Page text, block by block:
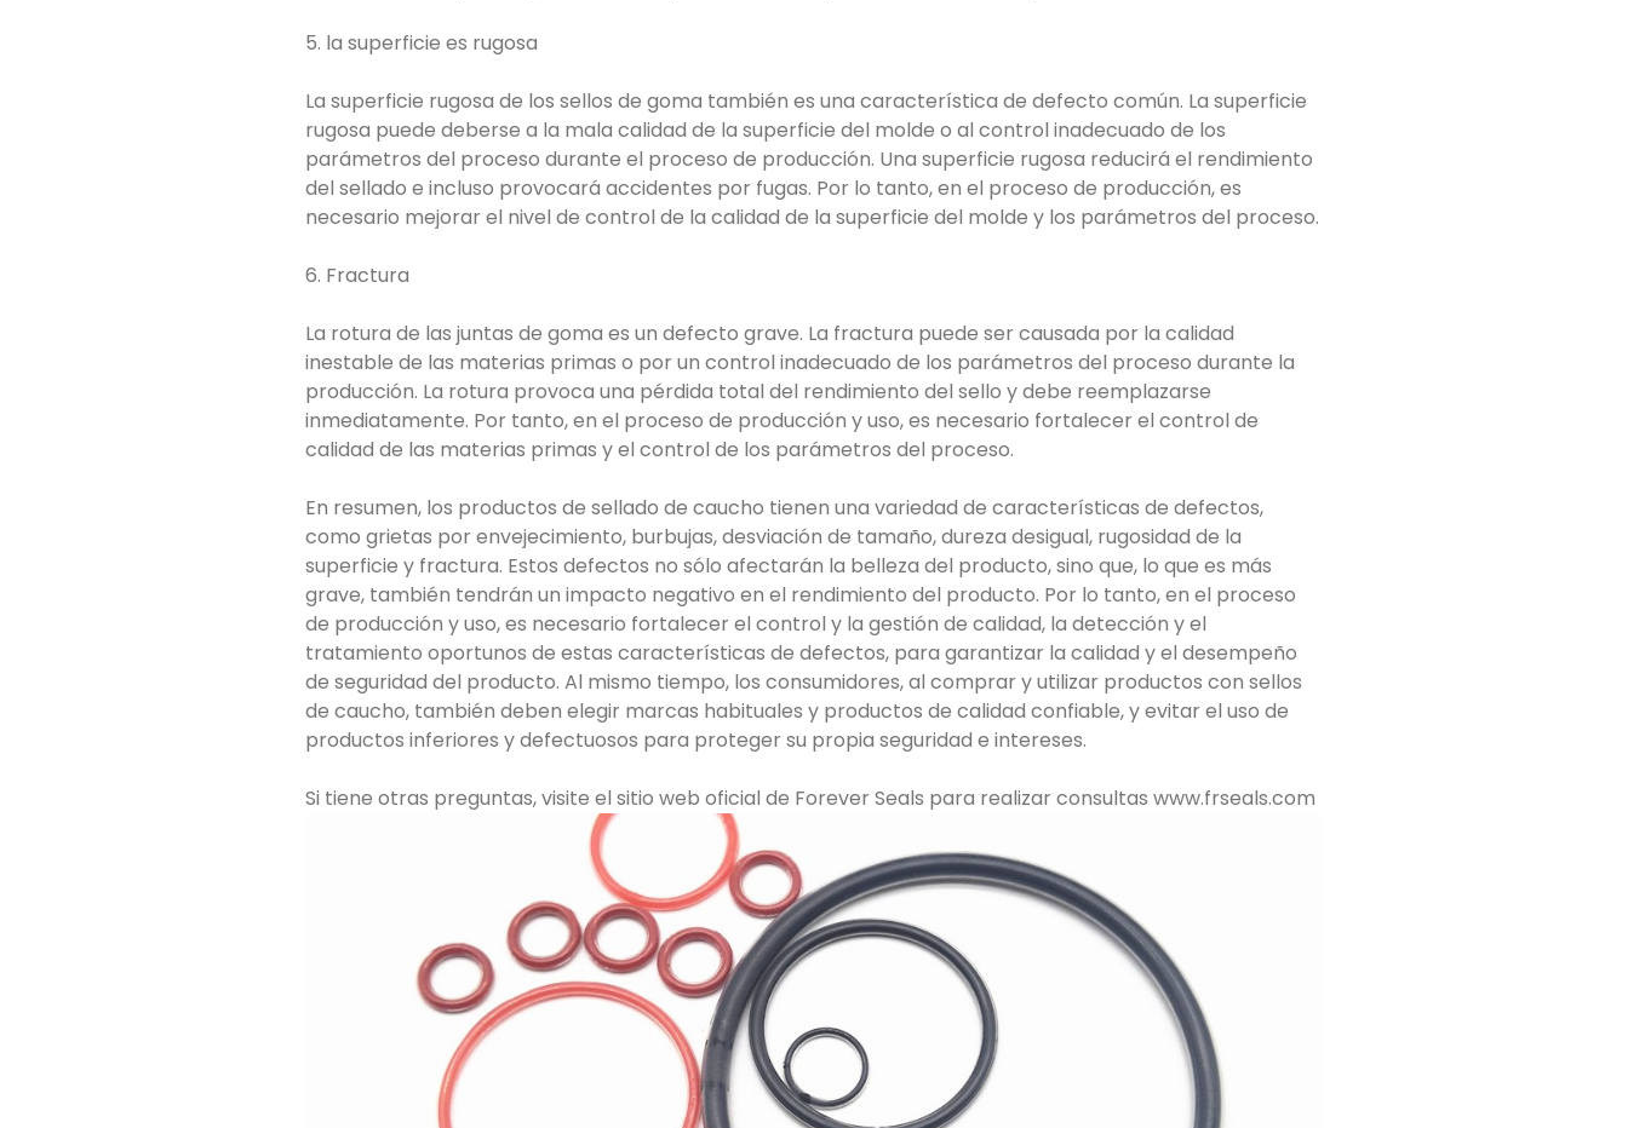
5. la superficie es rugosa
La superficie rugosa de los sellos de goma también es una característica de defecto común. La superficie
rugosa puede deberse a la mala calidad de la superficie del molde o al control inadecuado de los
parámetros del proceso durante el proceso de producción. Una superficie rugosa reducirá el rendimiento
del sellado e incluso provocará accidentes por fugas. Por lo tanto, en el proceso de producción, es
necesario mejorar el nivel de control de la calidad de la superficie del molde y los parámetros del proceso.
6. Fractura
La rotura de las juntas de goma es un defecto grave. La fractura puede ser causada por la calidad
inestable de las materias primas o por un control inadecuado de los parámetros del proceso durante la
producción. La rotura provoca una pérdida total del rendimiento del sello y debe reemplazarse
inmediatamente. Por tanto, en el proceso de producción y uso, es necesario fortalecer el control de
calidad de las materias primas y el control de los parámetros del proceso.
En resumen, los productos de sellado de caucho tienen una variedad de características de defectos,
como grietas por envejecimiento, burbujas, desviación de tamaño, dureza desigual, rugosidad de la
superficie y fractura. Estos defectos no sólo afectarán la belleza del producto, sino que, lo que es más
grave, también tendrán un impacto negativo en el rendimiento del producto. Por lo tanto, en el proceso
de producción y uso, es necesario fortalecer el control y la gestión de calidad, la detección y el
tratamiento oportunos de estas características de defectos, para garantizar la calidad y el desempeño
de seguridad del producto. Al mismo tiempo, los consumidores, al comprar y utilizar productos con sellos
de caucho, también deben elegir marcas habituales y productos de calidad confiable, y evitar el uso de
productos inferiores y defectuosos para proteger su propia seguridad e intereses.
Si tiene otras preguntas, visite el sitio web oficial de Forever Seals para realizar consultas www.frseals.com